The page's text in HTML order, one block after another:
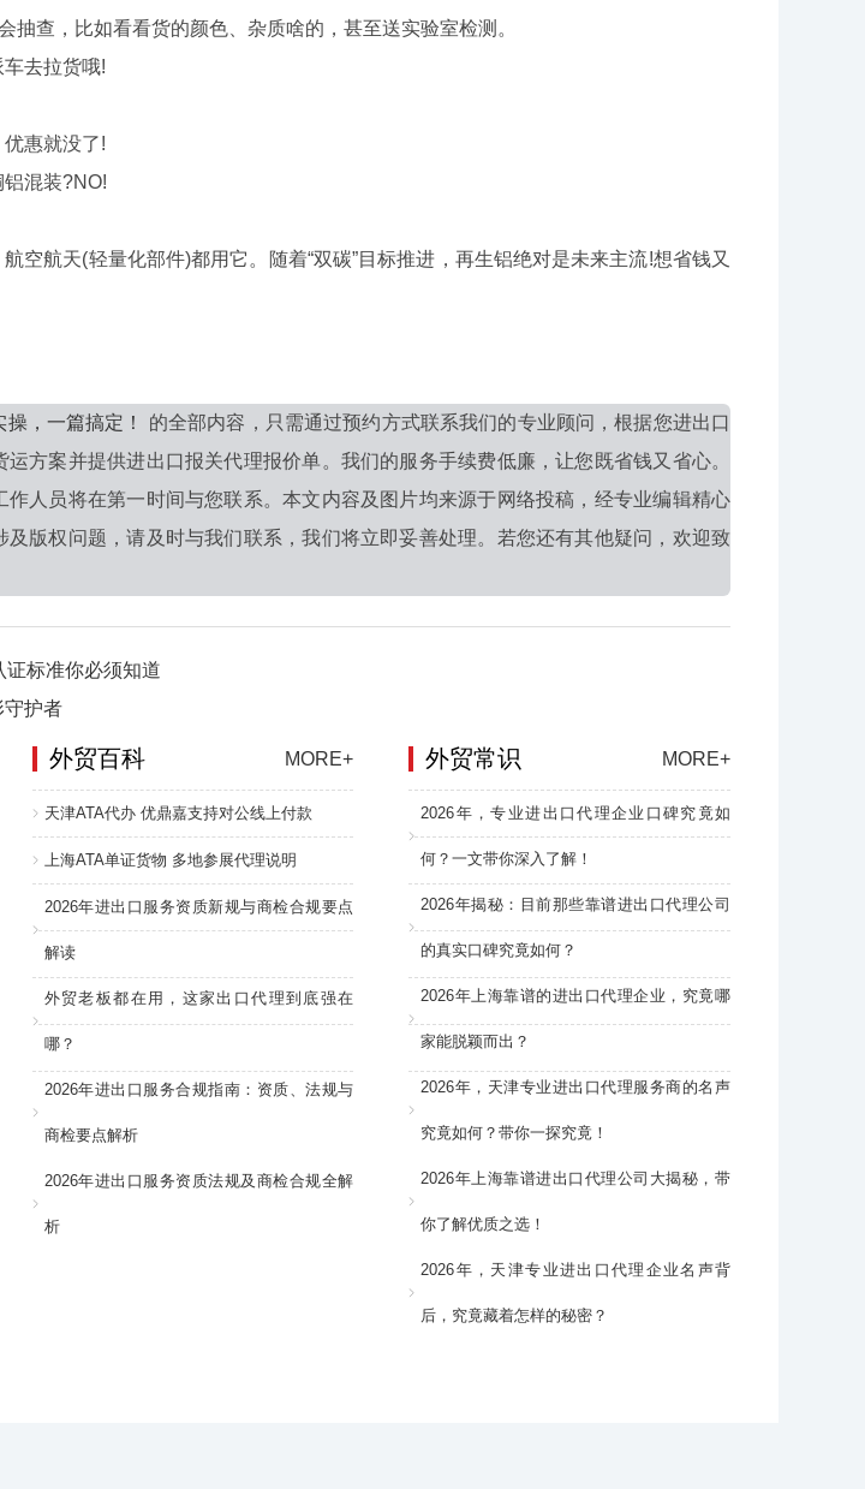
查，比如看看货的颜色、杂质啥的，甚至送实验室检测。
去拉货哦!
惠就没了!
混装?NO!
航天(轻量化部件)都用它。随着“双碳”目标推进，再生铝绝对是未来主流!想省钱又
，一篇搞定！ 的全部内容，只需通过预约方式联系我们的专业顾问，根据您进出口
方案并提供进出口报关代理报价单。我们的服务手续费低廉，让您既省钱又省心。
人员将在第一时间与您联系。本文内容及图片均来源于网络投稿，经专业编辑精心
版权问题，请及时与我们联系，我们将立即妥善处理。若您还有其他疑问，欢迎致
证标准你必须知道
守护者
外贸常识 MORE+
2026年，专业进出口代理企业口碑究竟如
何？一文带你深入了解！
2026年揭秘：目前那些靠谱进出口代理公司
的真实口碑究竟如何？
2026年上海靠谱的进出口代理企业，究竟哪
家能脱颖而出？
2026年，天津专业进出口代理服务商的名声
究竟如何？带你一探究竟！
2026年上海靠谱进出口代理公司大揭秘，带
你了解优质之选！
2026年，天津专业进出口代理企业名声背
后，究竟藏着怎样的秘密？
外贸百科 MORE+
天津ATA代办 优鼎嘉支持对公线上付款
上海ATA单证货物 多地参展代理说明
2026年进出口服务资质新规与商检合规要点
解读
外贸老板都在用，这家出口代理到底强在
哪？
2026年进出口服务合规指南：资质、法规与
商检要点解析
2026年进出口服务资质法规及商检合规全解
析